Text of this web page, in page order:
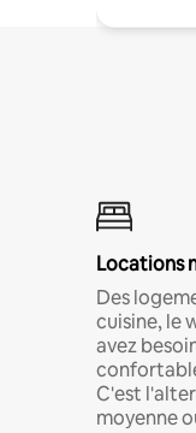
Locations
Des
cuisine, le
avez
C'est
moyenne